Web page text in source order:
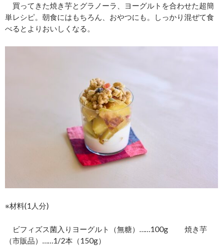
買ってきた焼き芋とグラノーラ、ヨーグルトを合わせた超簡
単レシピ。朝食にはもちろん、おやつにも。しっかり混ぜて食
べるとよりおいしくなる。
※材料(1人分)
ビフィズス菌入りヨーグルト（無糖）……100g 焼き芋
（市販品）……1/2本（150g）